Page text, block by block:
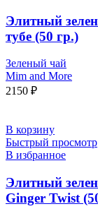
Элитный
тубе (50 гр.)
Зеленый чай
Mim and More
2150 ₽
В корзину
Быстрый просмотр
В избранное
Элитный
Ginger Twist